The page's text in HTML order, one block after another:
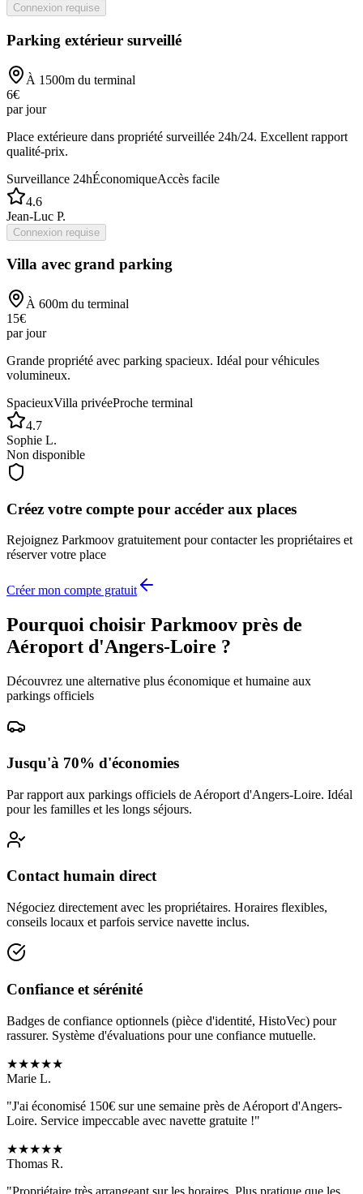
Connexion requise
Parking extérieur surveillé
À 1500m du terminal
6€
par jour
Place extérieure dans propriété surveillée 24h/24. Excellent rapport
qualité-prix.
Surveillance 24hÉconomiqueAccès facile
4.6
Jean-Luc P.
Connexion requise
Villa avec grand parking
À 600m du terminal
15€
par jour
Grande propriété avec parking spacieux. Idéal pour véhicules
volumineux.
SpacieuxVilla privéeProche terminal
4.7
Sophie L.
Non disponible
Créez votre compte pour accéder aux places
Rejoignez Parkmoov gratuitement pour contacter les propriétaires et
réserver votre place
Créer mon compte gratuit
Pourquoi choisir Parkmoov près de
Aéroport d'Angers-Loire ?
Découvrez une alternative plus économique et humaine aux
parkings officiels
Jusqu'à 70% d'économies
Par rapport aux parkings officiels de Aéroport d'Angers-Loire. Idéal
pour les familles et les longs séjours.
Contact humain direct
Négociez directement avec les propriétaires. Horaires flexibles,
conseils locaux et parfois service navette inclus.
Confiance et sérénité
Badges de confiance optionnels (pièce d'identité, HistoVec) pour
rassurer. Système d'évaluations pour une confiance mutuelle.
★★★★★
Marie L.
"J'ai économisé 150€ sur une semaine près de Aéroport d'Angers-
Loire. Service impeccable avec navette gratuite !"
★★★★★
Thomas R.
"Propriétaire très arrangeant sur les horaires. Plus pratique que les